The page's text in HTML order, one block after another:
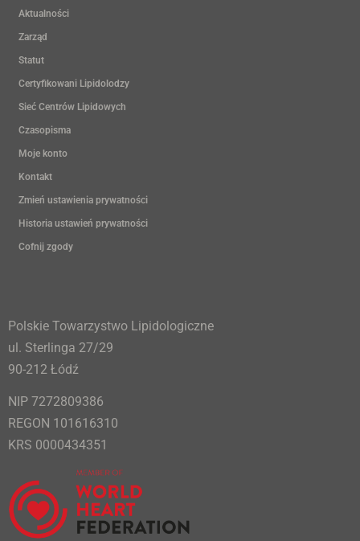
Aktualności
Zarząd
Statut
Certyfikowani Lipidolodzy
Sieć Centrów Lipidowych
Czasopisma
Moje konto
Kontakt
Zmień ustawienia prywatności
Historia ustawień prywatności
Cofnij zgody
Polskie Towarzystwo Lipidologiczne
ul. Sterlinga 27/29
90-212 Łódź
NIP 7272809386
REGON 101616310
KRS 0000434351